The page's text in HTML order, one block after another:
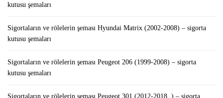
kutusu şemaları
Sigortaların ve rölelerin şeması Hyundai Matrix (2002-2008) – sigorta
kutusu şemaları
Sigortaların ve rölelerin şeması Peugeot 206 (1999-2008) – sigorta
kutusu şemaları
Sigortaların ve rölelerin şeması Peugeot 301 (2012-2018..) – sigorta